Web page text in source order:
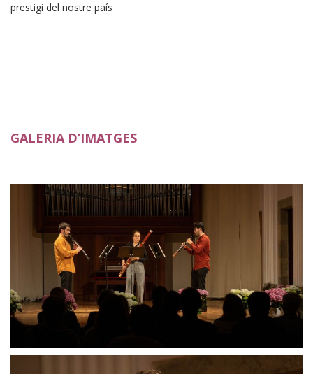
prestigi del nostre país
GALERIA D’IMATGES